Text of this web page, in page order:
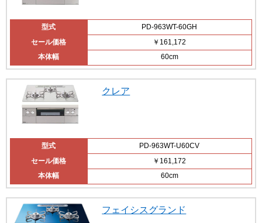
型式
PD-963WT-60GH
セール価格
￥161,172
本体幅
60cm
クレア
型式
PD-963WT-U60CV
セール価格
￥161,172
本体幅
60cm
フェイシスグランド